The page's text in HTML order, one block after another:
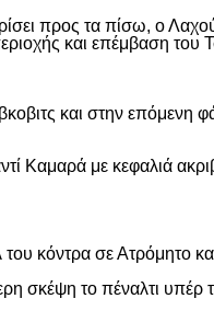
προς τα πίσω, ο
και επέμβαση του
και στην επόμενη
Καμαρά με κεφαλιά
κόντρα σε Ατρόμητο
σκέψη το πέναλτι υπέρ